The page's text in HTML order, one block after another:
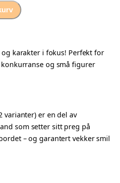
karakter i fokus! Perfekt for
og små figurer
varianter) er en del av
som setter sitt preg på
– og garantert vekker smil